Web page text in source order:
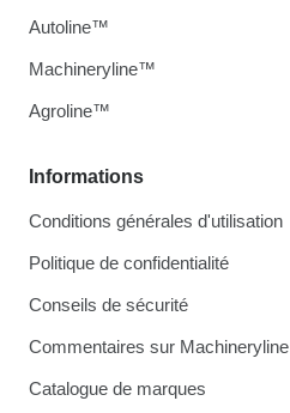
Informations
Conditions générales d'utilisation
Politique de confidentialité
Conseils de sécurité
Commentaires sur Machineryline
Catalogue de marques
Autoline™
Machineryline™
Agroline™